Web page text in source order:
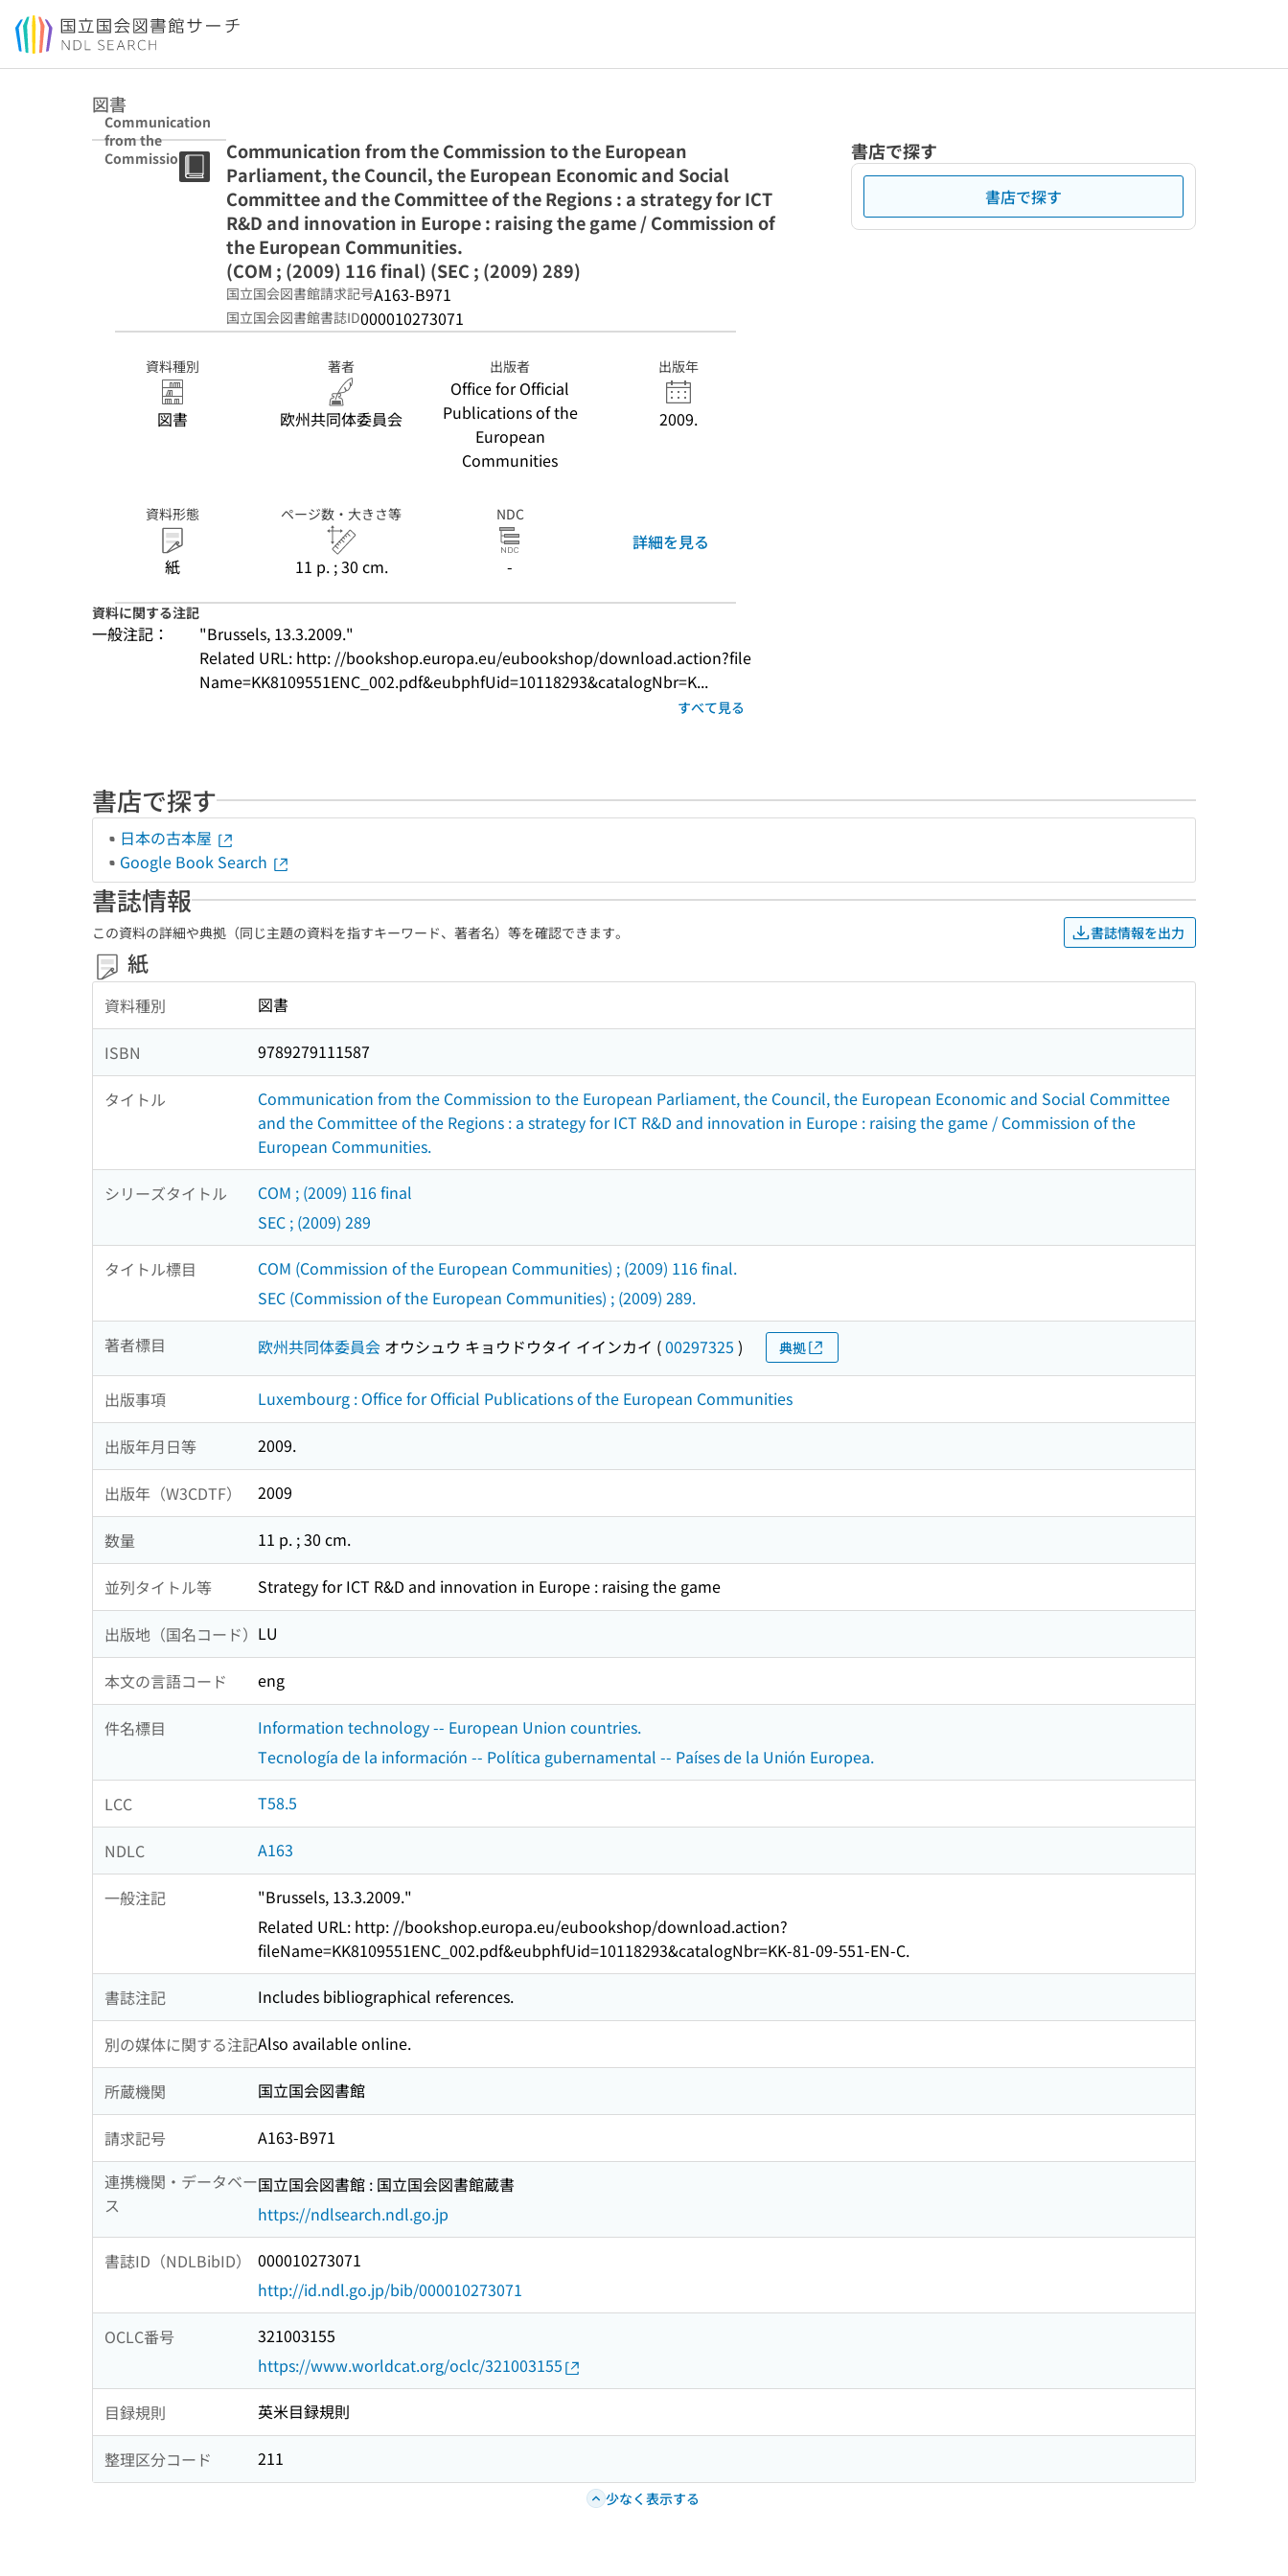
本文へ移動
図書
Communication
from the
Commission to
the European
ICT R&D and
innovation in
Europe : raising
the game /
Commission of
116 final) (SEC ;
(2009) 289)
Communication from the Commission to the European
Parliament, the Council, the European Economic and Social
Committee and the Committee of the Regions : a strategy for ICT
R&D and innovation in Europe : raising the game / Commission of
the European Communities.
(COM ; (2009) 116 final) (SEC ; (2009) 289)
国立国会図書館請求記号A163-B971
国立国会図書館書誌ID000010273071
資料種別
図書
著者
欧州共同体委員会
出版者
Office for Official
Publications of the
European
Communities
出版年
2009.
資料形態
紙
ページ数・大きさ等
11 p. ; 30 cm.
NDC
-
詳細を見る
資料に関する注記
一般注記：
"Brussels, 13.3.2009."
Related URL: http: //bookshop.europa.eu/eubookshop/download.action?file
Name=KK8109551ENC_002.pdf&eubphfUid=10118293&catalogNbr=K...
すべて見る
書店で探す
書店で探す
書店で探す
日本の古本屋
Google Book Search
書誌情報
この資料の詳細や典拠（同じ主題の資料を指すキーワード、著者名）等を確認できます。 書誌情報を出力
紙
資料種別 図書
ISBN 9789279111587
タイトル
Communication from the Commission to the European Parliament, the Council, the European Economic and Social Committee
and the Committee of the Regions : a strategy for ICT R&D and innovation in Europe : raising the game / Commission of the
European Communities.
シリーズタイトル
COM ; (2009) 116 final
SEC ; (2009) 289
タイトル標目
COM (Commission of the European Communities) ; (2009) 116 final.
SEC (Commission of the European Communities) ; (2009) 289.
著者標目 欧州共同体委員会 オウシュウ キョウドウタイ イインカイ (00297325 ) 典拠
出版事項 Luxembourg : Office for Official Publications of the European Communities
出版年月日等 2009.
出版年（W3CDTF） 2009
数量 11 p. ; 30 cm.
並列タイトル等 Strategy for ICT R&D and innovation in Europe : raising the game
出版地（国名コード） LU
本文の言語コード eng
件名標目
Information technology -- European Union countries.
Tecnología de la información -- Política gubernamental -- Países de la Unión Europea.
LCC T58.5
NDLC A163
一般注記
"Brussels, 13.3.2009."
Related URL: http: //bookshop.europa.eu/eubookshop/download.action?
fileName=KK8109551ENC_002.pdf&eubphfUid=10118293&catalogNbr=KK-81-09-551-EN-C.
書誌注記 Includes bibliographical references.
別の媒体に関する注記Also available online.
所蔵機関 国立国会図書館
請求記号
A163-B971
連携機関・データベー
ス
国立国会図書館 : 国立国会図書館蔵書
https://ndlsearch.ndl.go.jp
書誌ID（NDLBibID）
000010273071
http://id.ndl.go.jp/bib/000010273071
OCLC番号
321003155
https://www.worldcat.org/oclc/321003155
目録規則 英米目録規則
整理区分コード 211
少なく表示する